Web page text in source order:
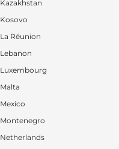
Kazakhstan
Kosovo
La Réunion
Lebanon
Luxembourg
Malta
Mexico
Montenegro
Netherlands